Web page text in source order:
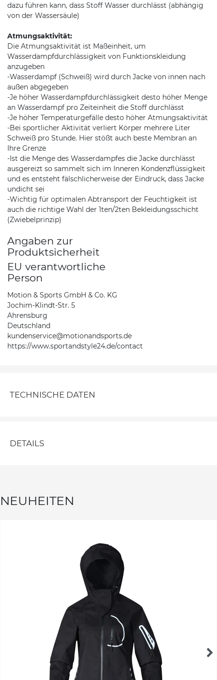
dazu führen kann, dass Stoff Wasser durchlässt (abhängig
von der Wassersäule)
Atmungsaktivität:
Die Atmungsaktivität ist Maßeinheit, um
Wasserdampfdurchlässigkeit von Funktionskleidung
anzugeben
-Wasserdampf (Schweiß) wird durch Jacke von innen nach
außen abgegeben
-Je höher Wasserdampfdurchlässigkeit desto höher Menge
an Wasserdampf pro Zeiteinheit die Stoff durchlässt
-Je höher Temperaturgefälle desto höher Atmungsaktivität
-Bei sportlicher Aktivität verliert Körper mehrere Liter
Schweiß pro Stunde. Hier stößt auch beste Membran an
Ihre Grenze
-Ist die Menge des Wasserdampfes die Jacke durchlässt
ausgereizt so sammelt sich im Inneren Kondenzflüssigkeit
und es entsteht fälschlicherweise der Eindruck, dass Jacke
undicht sei
-Wichtig für optimalen Abtransport der Feuchtigkeit ist
auch die richtige Wahl der 1ten/2ten Bekleidungsschicht
(Zwiebelprinzip)
Angaben zur
Produktsicherheit
EU verantwortliche
Person
Motion & Sports GmbH & Co. KG
Jochim-Klindt-Str. 5
Ahrensburg
Deutschland
kundenservice@motionandsports.de
https://www.sportandstyle24.de/contact
TECHNISCHE DATEN
DETAILS
NEUHEITEN